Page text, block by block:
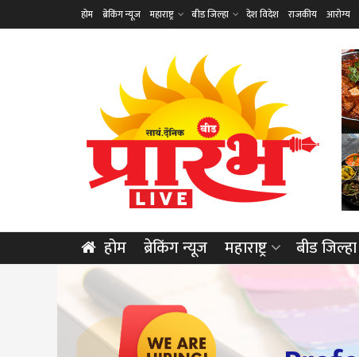
होम ब्रेकिंग न्यूज महाराष्ट्र बीड जिल्हा देश विदेश राजकीय आरोग्य
होम ब्रेकिंग न्यूज महाराष्ट्र बीड जिल्हा